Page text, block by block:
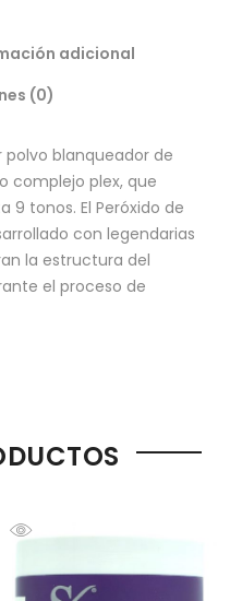
adicional
(0)
polvo blanqueador de
complejo plex, que
9 tonos. El Peróxido de
con legendarias
la estructura del
el proceso de